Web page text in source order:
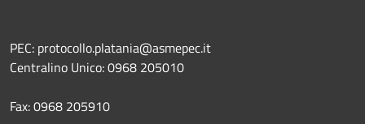
PEC: protocollo.platania@asmepec.it
Centralino Unico: 0968 205010
Fax: 0968 205910